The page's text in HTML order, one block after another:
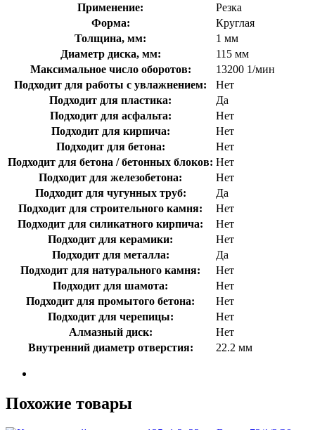
Применение:
Резка
Форма:
Круглая
Толщина, мм:
1 мм
Диаметр диска, мм:
115 мм
Максимальное число оборотов:
13200 1/мин
Подходит для работы с увлажнением:
Нет
Подходит для пластика:
Да
Подходит для асфальта:
Нет
Подходит для кирпича:
Нет
Подходит для бетона:
Нет
Подходит для бетона / бетонных блоков: Нет
Подходит для железобетона:
Нет
Подходит для чугунных труб:
Да
Подходит для строительного камня:
Нет
Подходит для силикатного кирпича:
Нет
Подходит для керамики:
Нет
Подходит для металла:
Да
Подходит для натурального камня:
Нет
Подходит для шамота:
Нет
Подходит для промытого бетона:
Нет
Подходит для черепицы:
Нет
Алмазный диск:
Нет
Внутренний диаметр отверстия:
22.2 мм
Похожие товары